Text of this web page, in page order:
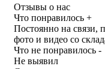
Отзывы о нас
Что понравилось +
Постоянно на связи,
фото и видео со
Что не понравилось -
Не выявил